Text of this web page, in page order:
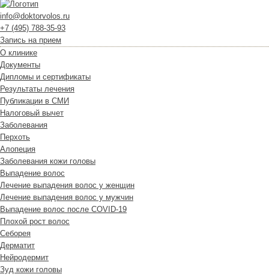
info@doktorvolos.ru
+7 (495) 788-35-93
Запись на прием
О клинике
Документы
Дипломы и сертификаты
Результаты лечения
Публикации в СМИ
Налоговый вычет
Заболевания
Перхоть
Алопеция
Заболевания кожи головы
Выпадение волос
Лечение выпадения волос у женщин
Лечение выпадения волос у мужчин
Выпадение волос после COVID-19
Плохой рост волос
Cеборея
Дерматит
Нейродермит
Зуд кожи головы